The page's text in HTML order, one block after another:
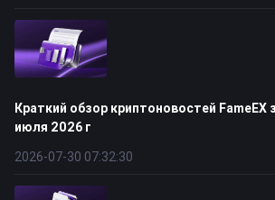
Краткий обзор криптоновостей FameEX
июля 2026 г
2026-07-30 07:32:30